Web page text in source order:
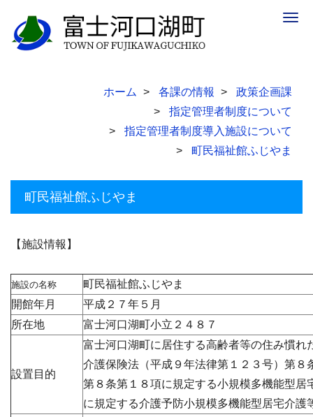
ホーム 各課の情報
政策企画課
指定管理者制度について
指定管理者制度導入施設について
町民福祉館ふじやま
町民福祉館ふじやま
【施設情報】
施設の名称
町民福祉館ふじやま
開館年月
平成２７年５月
所在地
富士河口湖町小立２４８７
設置目的
富士河口湖町に居住する高齢者等の住み慣れ
介護保険法（平成９年法律第１２３号）第８
第８条第１８項に規定する小規模多機能型居
に規定する介護予防小規模多機能型居宅介護